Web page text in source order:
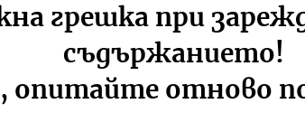
грешка при
съдържанието!
опитайте отново